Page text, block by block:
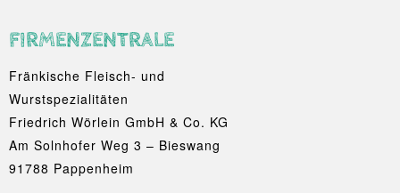
FIRMENZENTRALE
Fränkische Fleisch- und
Wurstspezialitäten
Friedrich Wörlein GmbH & Co. KG
Am Solnhofer Weg 3 – Bieswang
91788 Pappenheim